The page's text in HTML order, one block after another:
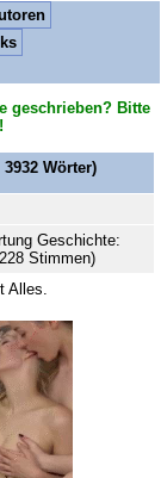
geschrieben? Bitte
3932Wörter)
Geschichte:
Stimmen)
Alles.